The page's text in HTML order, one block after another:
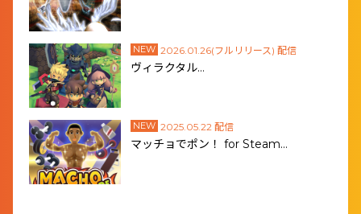
NEW 2026.01.26(フルリリース) 配信
ヴィラクタル…
NEW 2025.05.22 配信
マッチョでポン！ for Steam…